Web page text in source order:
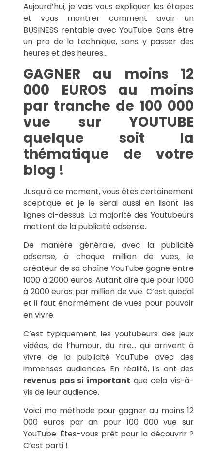
Aujourd’hui, je vais vous expliquer les étapes
et vous montrer comment avoir un
BUSINESS rentable avec YouTube. Sans être
un pro de la technique, sans y passer des
heures et des heures…
GAGNER au moins 12
000 EUROS au moins
par tranche de 100 000
vue sur YOUTUBE
quelque soit la
thématique de votre
blog !
Jusqu’à ce moment, vous êtes certainement
sceptique et je le serai aussi en lisant les
lignes ci-dessus. La majorité des Youtubeurs
mettent de la publicité adsense.
De manière générale, avec la publicité
adsense, à chaque million de vues, le
créateur de sa chaîne YouTube gagne entre
1000 à 2000 euros. Autant dire que pour 1000
à 2000 euros par million de vue. C’est quedal
et il faut énormément de vues pour pouvoir
en vivre.
C’est typiquement les youtubeurs des jeux
vidéos, de l’humour, du rire… qui arrivent à
vivre de la publicité YouTube avec des
immenses audiences. En réalité, ils ont des
revenus pas si important que cela vis-à-
vis de leur audience.
Voici ma méthode pour gagner au moins 12
000 euros par an pour 100 000 vue sur
YouTube. Êtes-vous prêt pour la découvrir ?
C’est parti !